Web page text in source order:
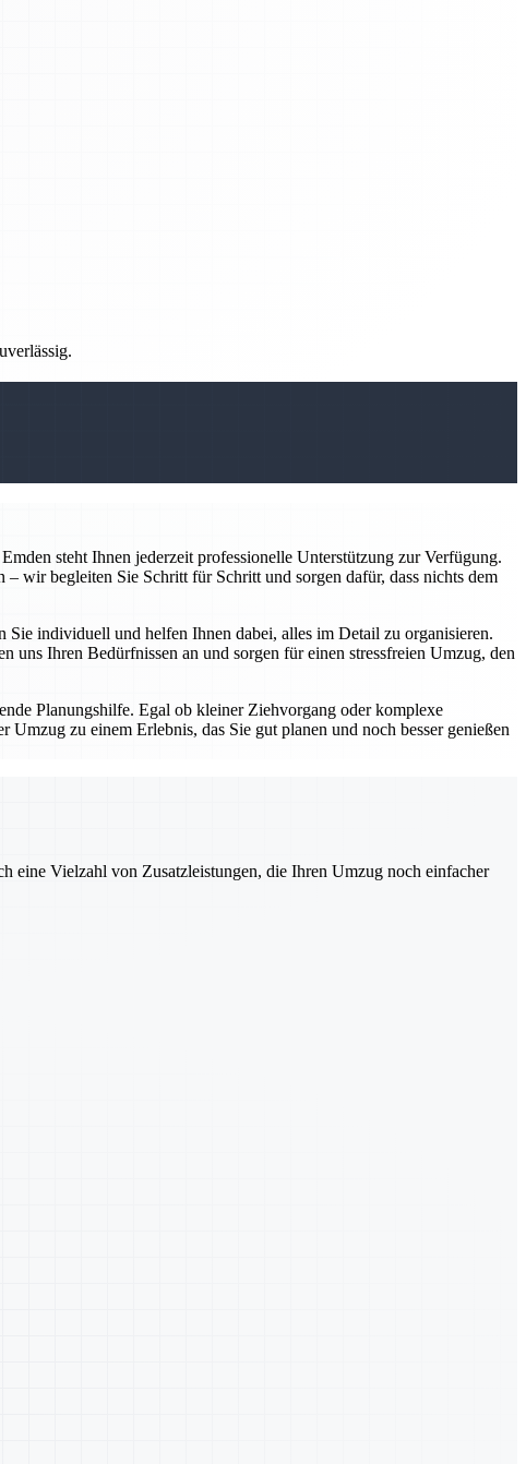
steht Ihnen jederzeit professionelle Unterstützung zur Verfügung.
wir begleiten Sie Schritt für Schritt und sorgen dafür, dass nichts dem
individuell und helfen Ihnen dabei, alles im Detail zu organisieren.
Ihren Bedürfnissen an und sorgen für einen stressfreien Umzug, den
Planungshilfe. Egal ob kleiner Ziehvorgang oder komplexe
zu einem Erlebnis, das Sie gut planen und noch besser genießen
eine Vielzahl von Zusatzleistungen, die Ihren Umzug noch einfacher